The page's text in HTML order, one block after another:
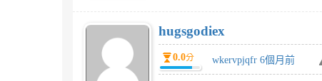
hugsgodiex
0.0分 wkervpjqfr 6個月前